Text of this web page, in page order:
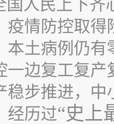
国人民上下
疫情防控取
本土病例仍
一边复工复
稳步推进，
经历过“史上